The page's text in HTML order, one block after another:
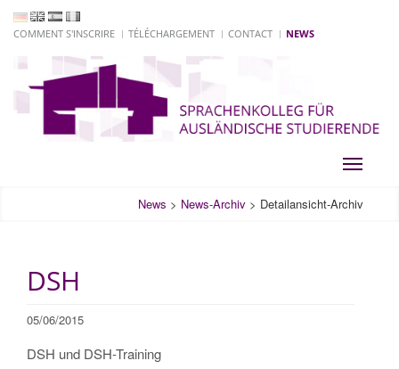
COMMENT S'INSCRIRE TÉLÉCHARGEMENT CONTACT NEWS
Toggle
News > News-Archiv > Detailansicht-Archiv
DSH
05/06/2015
DSH und DSH-Training